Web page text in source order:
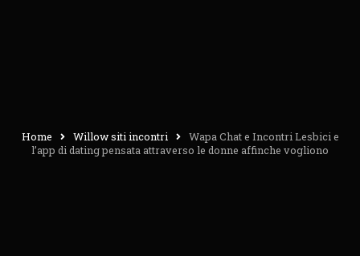
Home Willow siti incontri
Wapa Chat e Incontri Lesbici e
l’app di dating pensata attraverso le donne affinche vogliono